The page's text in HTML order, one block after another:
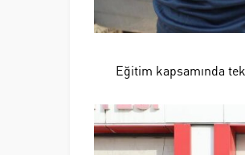
Eğitim kapsamında